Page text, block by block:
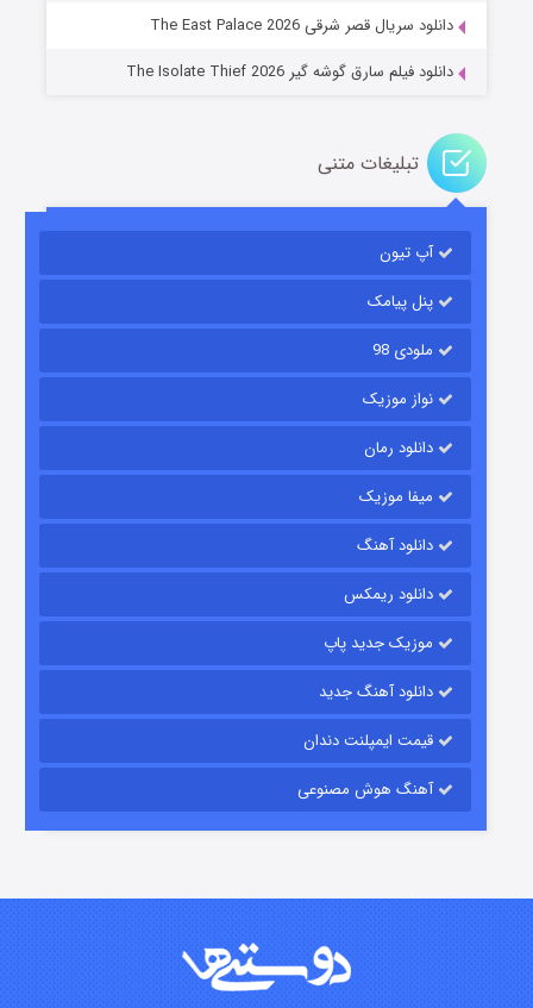
قسمت
قسمت۷ (زیرنویس) منتشر شد
دانلود سریال قصر شرقی The East Palace 2026
دانلود فیلم سارق گوشه گیر The Isolate Thief 2026
تبلیغات متنی
آپ تیون
پنل پیامک
ملودی 98
نواز موزیک
دانلود رمان
میفا موزیک
دانلود آهنگ
دانلود ریمکس
موزیک جدید پاپ
دانلود آهنگ جدید
قیمت ایمپلنت دندان
آهنگ هوش مصنوعی